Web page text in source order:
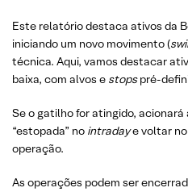
Este relatório destaca ativos da
iniciando um novo movimento (
técnica. Aqui, vamos destacar
baixa, com alvos e stopspré-
Se o gatilho for atingido, acionará
“estopada” no intradaye voltar
operação.
As operações podem ser